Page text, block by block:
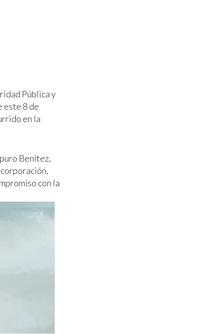
Pública y
este 8 de
en la
Benítez,
con la